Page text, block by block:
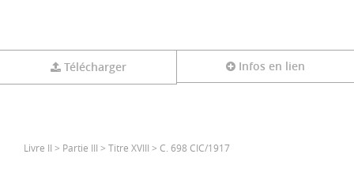
Télécharger Infos en lien
Livre II > Partie III > Titre XVIII > C. 698 CIC/1917